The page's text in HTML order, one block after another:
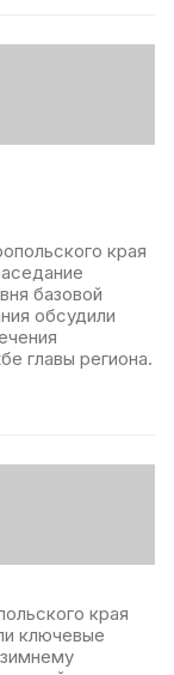
края
базовой
обсудили
главы региона.
края
ключевые